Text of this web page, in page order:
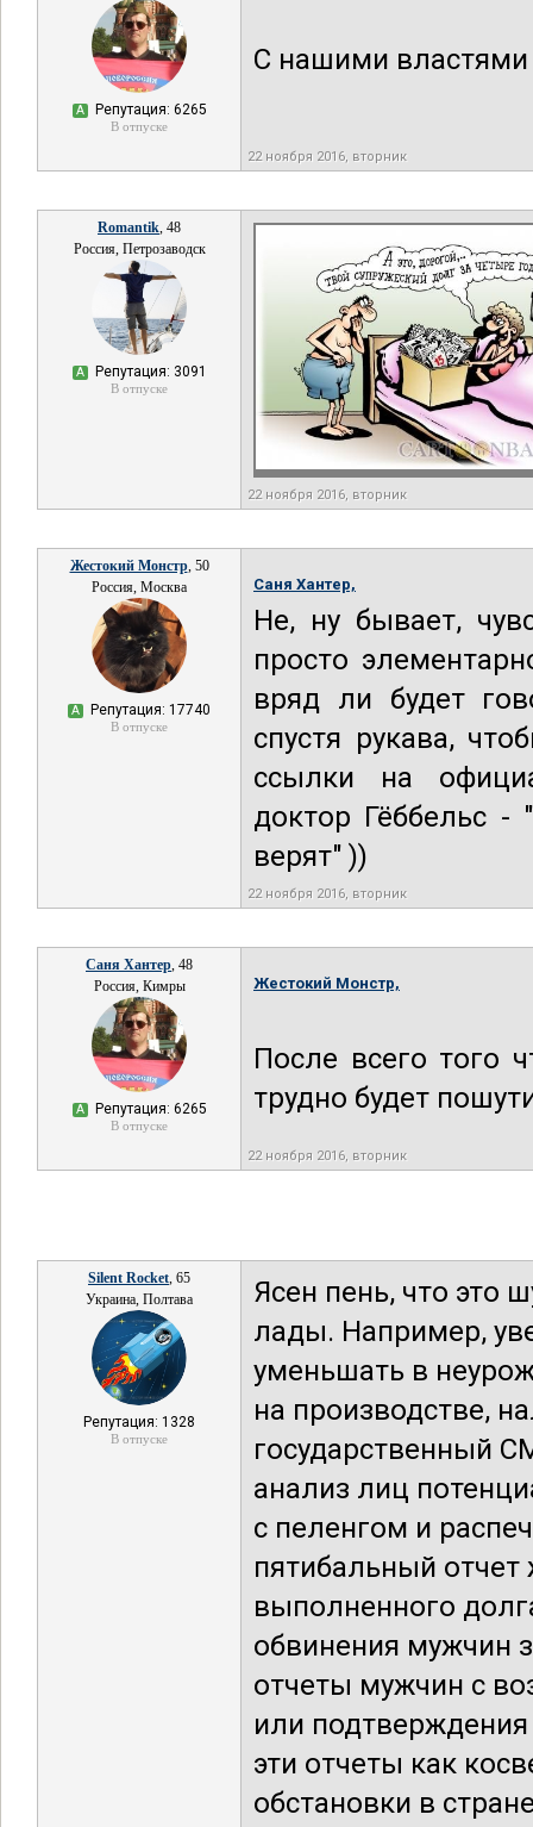
А Репутация: 6265
В отпуске
С нашими властями
22 ноября 2016, вторник
Romantik, 48
Россия, Петрозаводск
А Репутация: 3091
В отпуске
22 ноября 2016, вторник
Жестокий Монстр, 50
Россия, Москва
А Репутация: 17740
В отпуске
Саня Хантер,
Не, ну бывает,
просто
вряд ли будет
спустя рукава,
ссылки на
доктор Гёббельс
верят" ))
22 ноября 2016, вторник
Саня Хантер, 48
Россия, Кимры
А Репутация: 6265
В отпуске
Жестокий Монстр,
После всего того
трудно будет
22 ноября 2016, вторник
Silent Rocket, 65
Украина, Полтава
Репутация: 1328
В отпуске
Ясен пень, что это
лады. Например,
уменьшать в
на производстве,
государственный
анализ лиц
с пеленгом и
пятибальный
выполненного
обвинения мужчин
отчеты мужчин с
или
эти отчеты как
обстановки в